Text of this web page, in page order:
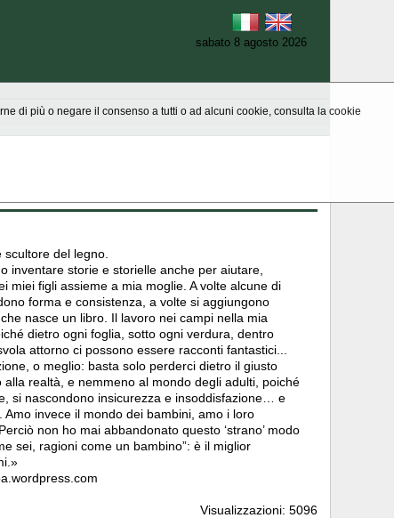
sabato 8 agosto 2026
del legno.
inventare storie e storielle anche per aiutare,
miei figli assieme a mia moglie. A volte alcune di
forma e consistenza, a volte si aggiungono
nasce un libro. Il lavoro nei campi nella mia
dietro ogni foglia, sotto ogni verdura, dentro
attorno ci possono essere racconti fantastici...
o meglio: basta solo perderci dietro il giusto
realtà, e nemmeno al mondo degli adulti, poiché
si nascondono insicurezza e insoddisfazione… e
invece il mondo dei bambini, amo i loro
non ho mai abbandonato questo ‘strano’ modo
sei, ragioni come un bambino”: è il miglior
Visualizzazioni: 5096
di più o negare il consenso a tutti o ad alcuni cookie, consulta la cookie